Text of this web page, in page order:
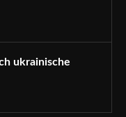
ukrainische